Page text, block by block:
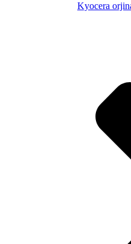
Kyocera